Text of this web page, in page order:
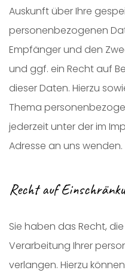
Auskunft über Ihre
personenbezogenen
Empfänger und den
und ggf. ein Recht auf
dieser Daten. Hierzu
Thema
jederzeit unter der im
Adresse an uns wenden.
Recht auf
Sie haben das Recht,
Verarbeitung Ihrer
verlangen. Hierzu